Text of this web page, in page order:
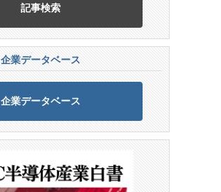
記事検索
企業データベース
企業データベース